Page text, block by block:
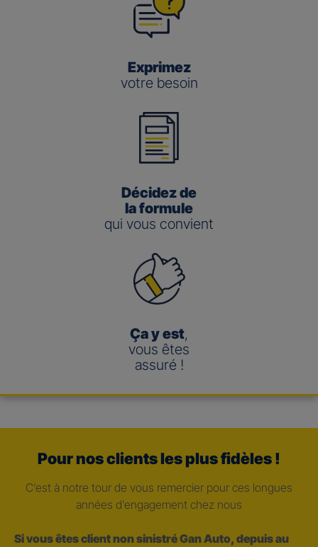
Exprimez
votre besoin
Décidez de
la formule
qui vous convient
Ça y est,
vous êtes
assuré !
Pour nos clients les plus fidèles !
C’est à notre tour de vous remercier pour ces longues
années d’engagement chez nous
Si vous êtes client non sinistré Gan Auto, depuis au